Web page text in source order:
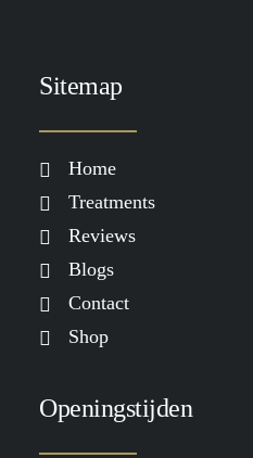
Sitemap
Home
Treatments
Reviews
Blogs
Contact
Shop
Openingstijden